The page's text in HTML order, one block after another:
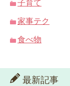
子育て
家事テク
食べ物
最新記事